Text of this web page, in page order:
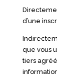
d’une
que vous
tiers